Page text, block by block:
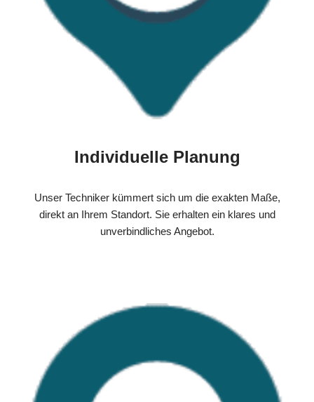
Individuelle Planung
Unser Techniker kümmert sich um die exakten Maße,
direkt an Ihrem Standort. Sie erhalten ein klares und
unverbindliches Angebot.